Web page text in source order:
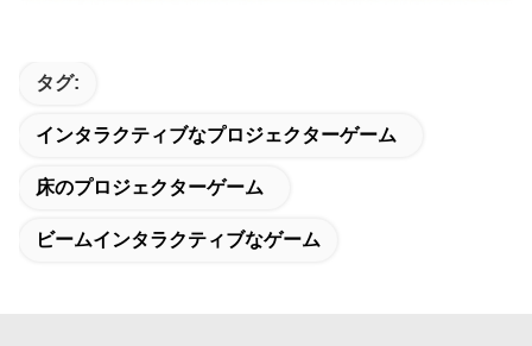
タグ:
インタラクティブなプロジェクターゲーム
床のプロジェクターゲーム
ビームインタラクティブなゲーム